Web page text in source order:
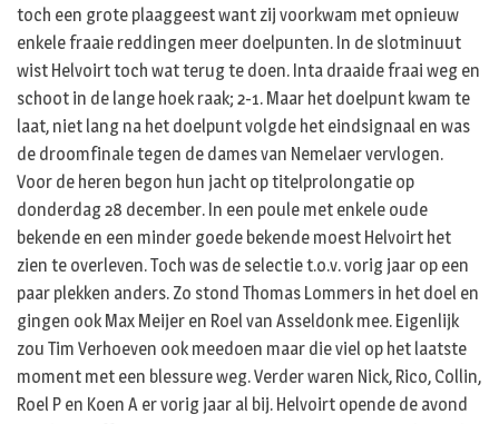
toch een grote plaaggeest want zij voorkwam met opnieuw
enkele fraaie reddingen meer doelpunten. In de slotminuut
wist Helvoirt toch wat terug te doen. Inta draaide fraai weg en
schoot in de lange hoek raak; 2-1. Maar het doelpunt kwam te
laat, niet lang na het doelpunt volgde het eindsignaal en was
de droomfinale tegen de dames van Nemelaer vervlogen.
Voor de heren begon hun jacht op titelprolongatie op
donderdag 28 december. In een poule met enkele oude
bekende en een minder goede bekende moest Helvoirt het
zien te overleven. Toch was de selectie t.o.v. vorig jaar op een
paar plekken anders. Zo stond Thomas Lommers in het doel en
gingen ook Max Meijer en Roel van Asseldonk mee. Eigenlijk
zou Tim Verhoeven ook meedoen maar die viel op het laatste
moment met een blessure weg. Verder waren Nick, Rico, Collin,
Roel P en Koen A er vorig jaar al bij. Helvoirt opende de avond